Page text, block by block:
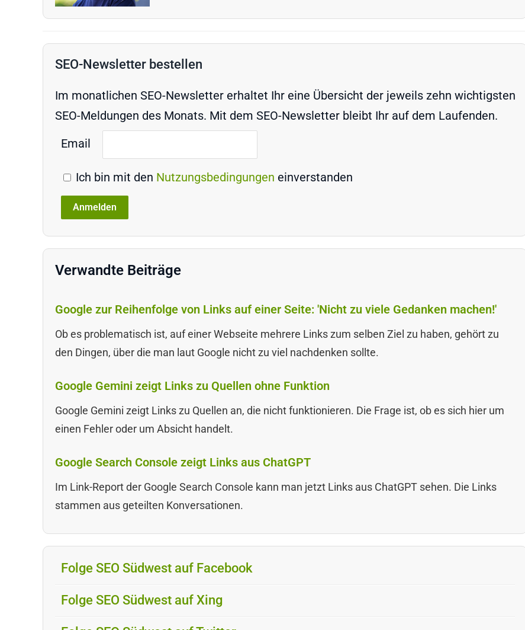
SEO-Newsletter bestellen
Im monatlichen SEO-Newsletter erhaltet Ihr eine Übersicht der jeweils zehn wichtigsten
SEO-Meldungen des Monats. Mit dem SEO-Newsletter bleibt Ihr auf dem Laufenden.
Email
Ich bin mit den Nutzungsbedingungen einverstanden
Verwandte Beiträge
Google zur Reihenfolge von Links auf einer Seite: 'Nicht zu viele Gedanken machen!'
Ob es problematisch ist, auf einer Webseite mehrere Links zum selben Ziel zu haben, gehört zu
den Dingen, über die man laut Google nicht zu viel nachdenken sollte.
Google Gemini zeigt Links zu Quellen ohne Funktion
Google Gemini zeigt Links zu Quellen an, die nicht funktionieren. Die Frage ist, ob es sich hier um
einen Fehler oder um Absicht handelt.
Google Search Console zeigt Links aus ChatGPT
Im Link-Report der Google Search Console kann man jetzt Links aus ChatGPT sehen. Die Links
stammen aus geteilten Konversationen.
Folge SEO Südwest auf Facebook
Folge SEO Südwest auf Xing